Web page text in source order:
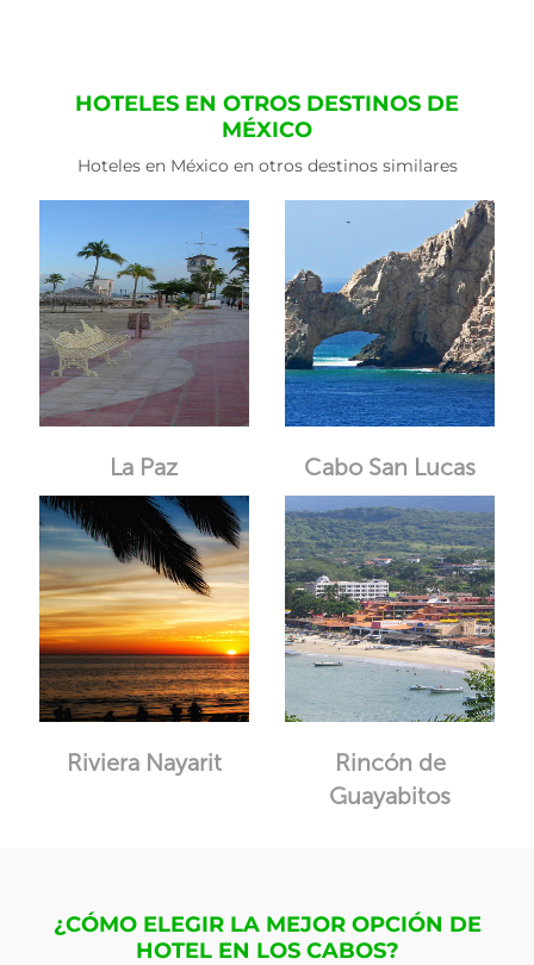
HOTELES EN OTROS DESTINOS DE
MÉXICO
Hoteles en México en otros destinos similares
La Paz Cabo San Lucas
Riviera Nayarit
Rincón de
Guayabitos
¿CÓMO ELEGIR LA MEJOR OPCIÓN DE
HOTEL EN LOS CABOS?